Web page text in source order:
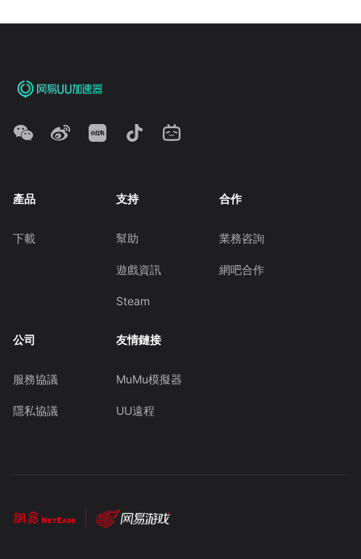
產品
下載
支持
幫助
遊戲資訊
Steam
合作
業務咨詢
網吧合作
公司
服務協議
隱私協議
友情鏈接
MuMu模擬器
UU遠程